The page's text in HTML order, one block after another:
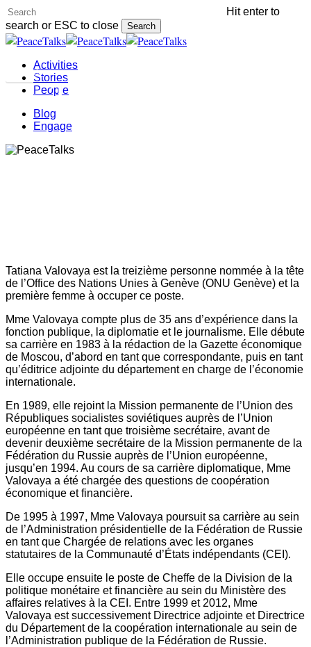
Skip
to
main
content
Hit enter to
search or ESC to close
Search
Close
Menu Activities
Stories
People
Blog
Engage
People Tatiana Valovaya
Tatiana Valovaya est la treizième personne nommée à la tête
de l’Office des Nations Unies à Genève (ONU Genève) et la
première femme à occuper ce poste.
Mme Valovaya compte plus de 35 ans d’expérience dans la
fonction publique, la diplomatie et le journalisme. Elle débute
sa carrière en 1983 à la rédaction de la Gazette économique
de Moscou, d’abord en tant que correspondante, puis en tant
qu’éditrice adjointe du département en charge de l’économie
internationale.
En 1989, elle rejoint la Mission permanente de l’Union des
Républiques socialistes soviétiques auprès de l’Union
européenne en tant que troisième secrétaire, avant de
devenir deuxième secrétaire de la Mission permanente de la
Fédération du Russie auprès de l’Union européenne,
jusqu’en 1994. Au cours de sa carrière diplomatique, Mme
Valovaya a été chargée des questions de coopération
économique et financière.
De 1995 à 1997, Mme Valovaya poursuit sa carrière au sein
de l’Administration présidentielle de la Fédération de Russie
en tant que Chargée de relations avec les organes
statutaires de la Communauté d’États indépendants (CEI).
Elle occupe ensuite le poste de Cheffe de la Division de la
politique monétaire et financière au sein du Ministère des
affaires relatives à la CEI. Entre 1999 et 2012, Mme
Valovaya est successivement Directrice adjointe et Directrice
du Département de la coopération internationale au sein de
l’Administration publique de la Fédération de Russie.